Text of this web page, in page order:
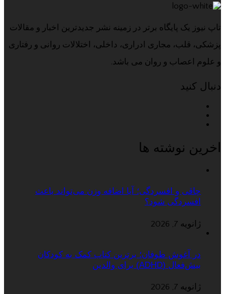
تاپ نیوز یک پایگاه برتر در زمینه نشر جدیدترین اخبار و مقالات
پزشکی، قلب، مجاری ادراری، داخلی، اختلالات روانی و رفتاری
و علوم اعصاب و روان می باشد.
دنبال کنید
اخرین نوشته ها
چاقی و افسردگی؛ آیا اضافه وزن می‌تواند باعث
افسردگی شود؟
ژانویه 7, 2026
در آغوش طوفان؛ برترین کتاب کمک به کودکان
بیش‌فعال (ADHD) برای والدین
ژانویه 7, 2026